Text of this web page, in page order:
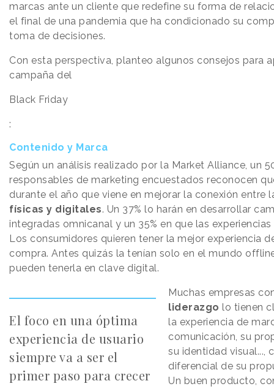
marcas ante un cliente que redefine su forma de
el final de una pandemia que ha condicionado su
toma de decisiones.
Con esta perspectiva, planteo algunos consejos para
campaña del
Black Friday
:
Contenido y Marca
Según un análisis realizado por la Market Alliance, un
responsables de marketing encuestados reconocen
durante el año que viene en mejorar la conexión entre
físicas y digitales. Un 37% lo harán en desarrollar
integradas omnicanal y un 35% en que las
Los consumidores quieren tener la mejor experiencia
compra. Antes quizás la tenían solo en el mundo
pueden tenerla en clave digital.
El foco en una óptima
experiencia de usuario
siempre va a ser el
primer paso para crecer
Muchas empresas
liderazgo lo tienen
la experiencia de
comunicación, su
su identidad visual...,
diferencial de su
Un buen producto,